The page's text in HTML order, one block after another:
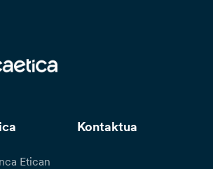
Etican
Kontaktua